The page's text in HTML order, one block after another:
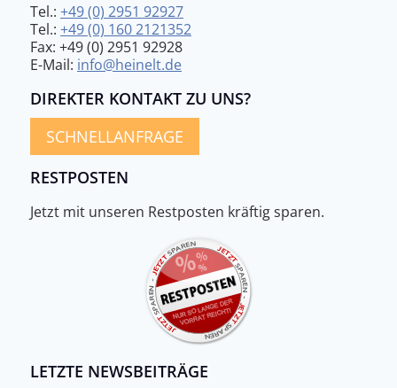
Tel.: +49 (0) 2951 92927
Tel.: +49 (0) 160 2121352
Fax: +49 (0) 2951 92928
E-Mail: info@heinelt.de
DIREKTER KONTAKT ZU UNS?
SCHNELLANFRAGE
RESTPOSTEN
Jetzt mit unseren Restposten kräftig sparen.
LETZTE NEWSBEITRÄGE